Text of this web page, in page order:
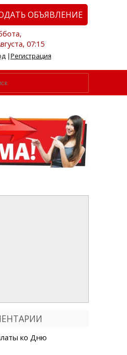
ОБЪЯВЛЕНИЕ
07:15
|Регистрация
ко Дню